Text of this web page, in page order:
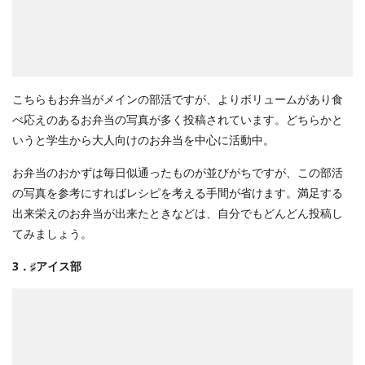
こちらもお弁当がメインの部活ですが、よりボリュームがあり食
べ応えのあるお弁当の写真が多く投稿されています。どちらかと
いうと学生から大人向けのお弁当を中心に活動中。
お弁当のおかずは毎日似通ったものが並びがちですが、この部活
の写真を参考にすればレシピを考える手間が省けます。満足する
出来栄えのお弁当が出来たときなどは、自分でもどんどん投稿し
てみましょう。
3．♯アイス部